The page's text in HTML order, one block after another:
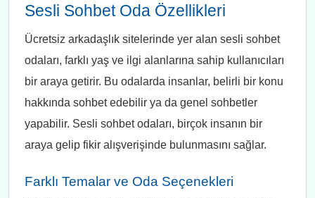
Sesli Sohbet Oda Özellikleri
Ücretsiz arkadaşlık sitelerinde yer alan sesli sohbet
odaları, farklı yaş ve ilgi alanlarına sahip kullanıcıları
bir araya getirir. Bu odalarda insanlar, belirli bir konu
hakkında sohbet edebilir ya da genel sohbetler
yapabilir. Sesli sohbet odaları, birçok insanın bir
araya gelip fikir alışverişinde bulunmasını sağlar.
Farklı Temalar ve Oda Seçenekleri